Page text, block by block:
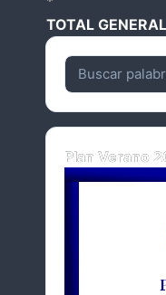
TOTAL
Plan Verano